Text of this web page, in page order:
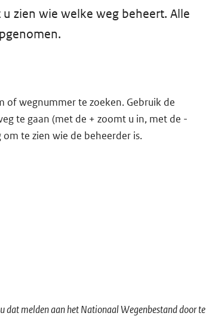
zien wie welke weg beheert. Alle
of wegnummer te zoeken. Gebruik de
te gaan (met de + zoomt u in, met de -
te zien wie de beheerder is.
melden aan het Nationaal Wegenbestand door te